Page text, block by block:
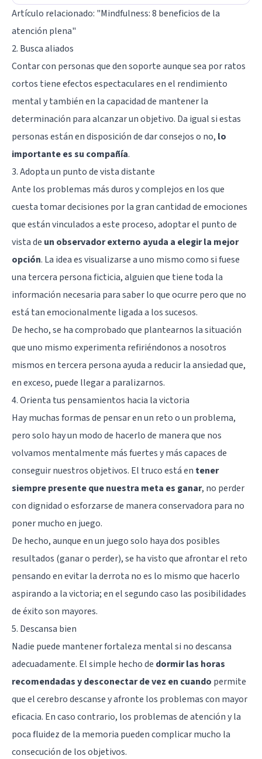
Artículo relacionado: "Mindfulness: 8 beneficios de la
atención plena"
2. Busca aliados
Contar con personas que den soporte aunque sea por ratos
cortos tiene efectos espectaculares en el rendimiento
mental y también en la capacidad de mantener la
determinación para alcanzar un objetivo. Da igual si estas
personas están en disposición de dar consejos o no, lo
importante es su compañía.
3. Adopta un punto de vista distante
Ante los problemas más duros y complejos en los que
cuesta tomar decisiones por la gran cantidad de emociones
que están vinculados a este proceso, adoptar el punto de
vista de un observador externo ayuda a elegir la mejor
opción. La idea es visualizarse a uno mismo como si fuese
una tercera persona ficticia, alguien que tiene toda la
información necesaria para saber lo que ocurre pero que no
está tan emocionalmente ligada a los sucesos.
De hecho,se ha comprobadoque plantearnos la situación
que uno mismo experimenta refiriéndonos a nosotros
mismos en tercera persona ayuda a reducir la ansiedad que,
en exceso, puede llegar a paralizarnos.
4. Orienta tus pensamientos hacia la victoria
Hay muchas formas de pensar en un reto o un problema,
pero solo hay un modo de hacerlo de manera que nos
volvamos mentalmente más fuertes y más capaces de
conseguir nuestros objetivos. El truco está en tener
siempre presente que nuestra meta es ganar, no perder
con dignidad o esforzarse de manera conservadora para no
poner mucho en juego.
De hecho, aunque en un juego solo haya dos posibles
resultados (ganar o perder), se ha visto que afrontar el reto
pensando en evitar la derrota no es lo mismo que hacerlo
aspirando a la victoria; en el segundo caso las posibilidades
de éxito son mayores.
5. Descansa bien
Nadie puede mantener fortaleza mental si no descansa
adecuadamente. El simple hecho de dormir las horas
recomendadas y desconectar de vez en cuando permite
que el cerebro descanse y afronte los problemas con mayor
eficacia. En caso contrario, los problemas de atención y la
poca fluidez de la memoria pueden complicar mucho la
consecución de los objetivos.